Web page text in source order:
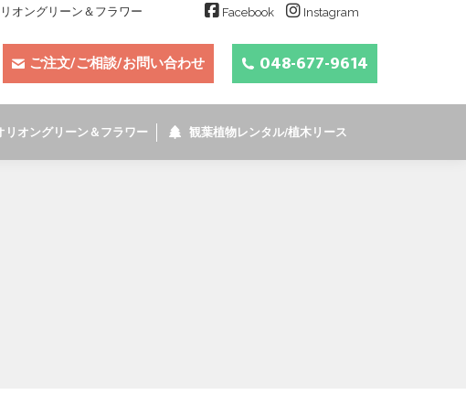
オングリーン＆フラワー Facebook Instagram
ご注文/ご相談/お問い合わせ 048-677-9614
リオングリーン＆フラワー 観葉植物レンタル/植木リース